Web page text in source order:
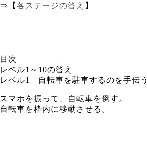
⇒【 各ステージの答え 】
目次
レベル1～10の答え
レベル1 自転車を駐車するのを手伝う
スマホを振って、自転車を倒す。
自転車を枠内に移動させる。